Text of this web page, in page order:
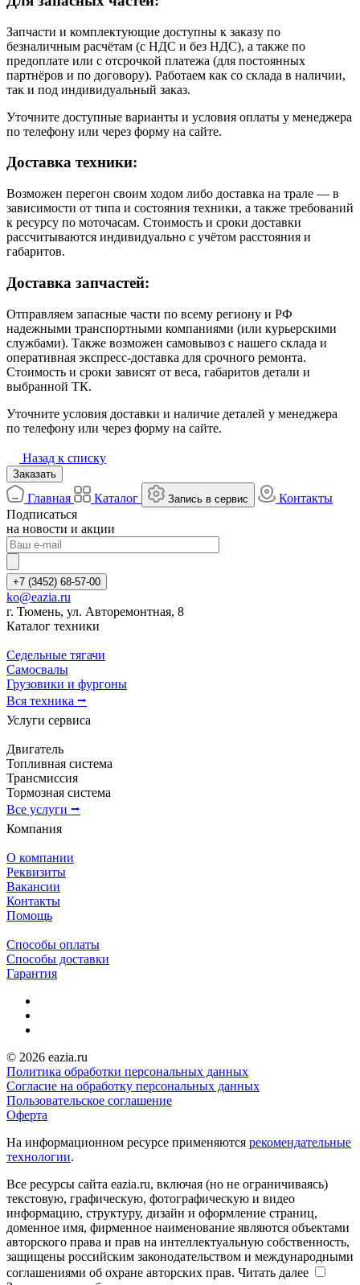
Запчасти и комплектующие доступны к заказу по
безналичным расчётам (с НДС и без НДС), а также по
предоплате или с отсрочкой платежа (для постоянных
партнёров и по договору). Работаем как со склада в наличии,
так и под индивидуальный заказ.
Уточните доступные варианты и условия оплаты у менеджера
по телефону или через форму на сайте.
Доставка техники:
Возможен перегон своим ходом либо доставка на трале — в
зависимости от типа и состояния техники, а также требований
к ресурсу по моточасам. Стоимость и сроки доставки
рассчитываются индивидуально с учётом расстояния и
габаритов.
Доставка запчастей:
Отправляем запасные части по всему региону и РФ
надежными транспортными компаниями (или курьерскими
службами). Также возможен самовывоз с нашего склада и
оперативная экспресс-доставка для срочного ремонта.
Стоимость и сроки зависят от веса, габаритов детали и
выбранной ТК.
Уточните условия доставки и наличие деталей у менеджера
по телефону или через форму на сайте.
Назад к списку
Заказать
Главная Каталог Запись в сервис
Контакты
Подписаться
на новости и акции
+7 (3452) 68-57-00
ko@eazia.ru
г. Тюмень, ул. Авторемонтная, 8
Каталог техники
Седельные тягачи
Самосвалы
Грузовики и фургоны
Вся техника ⭢
Услуги сервиса
Двигатель
Топливная система
Трансмиссия
Тормозная система
Все услуги ⭢
Компания
О компании
Реквизиты
Вакансии
Контакты
Помощь
Способы оплаты
Способы доставки
Гарантия
© 2026 eazia.ru
Политика обработки персональных данных
Согласие на обработку персональных данных
Пользовательское соглашение
Оферта
На информационном ресурсе применяются рекомендательные
технологии.
Все ресурсы сайта eazia.ru, включая (но не ограничиваясь)
текстовую, графическую, фотографическую и видео
информацию, структуру, дизайн и оформление страниц,
доменное имя, фирменное наименование являются объектами
авторского права и прав на интеллектуальную собственность,
защищены российским законодательством и международными
соглашениями об охране авторских прав. Читать далее